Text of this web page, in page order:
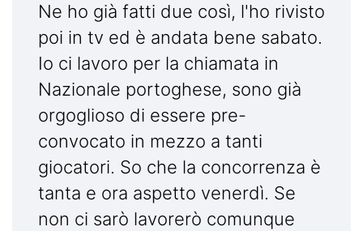
Ne ho già fatti due così, l'ho rivisto
poi in tv ed è andata bene sabato.
Io ci lavoro per la chiamata in
Nazionale portoghese, sono già
orgoglioso di essere pre-
convocato in mezzo a tanti
giocatori. So che la concorrenza è
tanta e ora aspetto venerdì. Se
non ci sarò lavorerò comunque